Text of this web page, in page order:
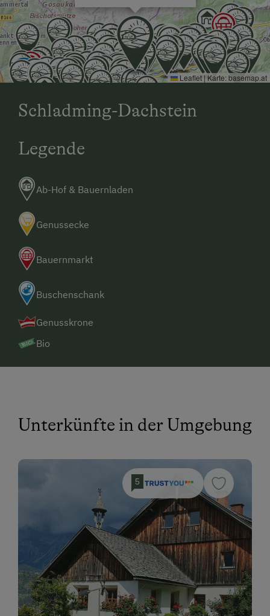
Leaflet | Karte:basemap.at
Schladming-Dachstein
Legende
Ab-Hof & Bauernladen
Genussecke
Bauernmarkt
Buschenschank
Genusskrone
Bio
Unterkünfte in der Umgebung
5